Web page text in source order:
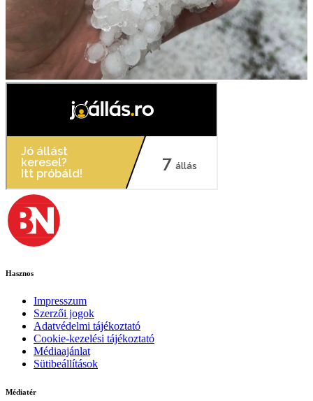
Hasznos
Impresszum
Szerzői jogok
Adatvédelmi tájékoztató
Cookie-kezelési tájékoztató
Médiaajánlat
Sütibeállítások
Médiatér